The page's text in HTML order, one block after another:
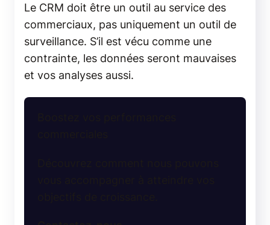
Le CRM doit être un outil au service des
commerciaux, pas uniquement un outil de
surveillance. S’il est vécu comme une
contrainte, les données seront mauvaises
et vos analyses aussi.